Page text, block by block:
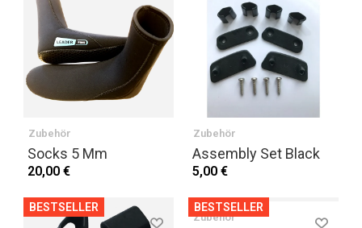
Zubehör
Socks 5 Mm
20,00 €
Zubehör
Assembly Set Black
5,00 €
BESTSELLER BESTSELLER
Zubehör